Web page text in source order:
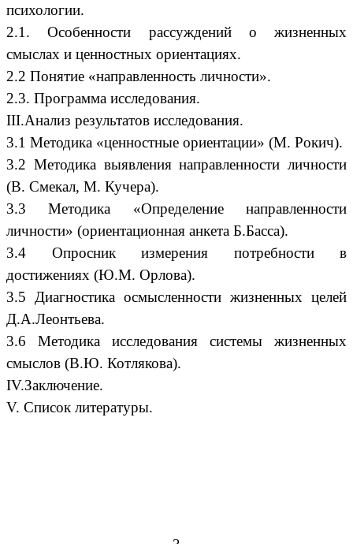
психологии.
2.1. Особенности рассуждений о жизненных
смыслах и ценностных ориентациях.
2.2 Понятие «направленность личности».
2.3. Программа исследования.
III.Анализ результатов исследования.
3.1 Методика «ценностные ориентации» (М. Рокич).
3.2 Методика выявления направленности личности
(В. Смекал, М. Кучера).
3.3 Методика «Определение направленности
личности» (ориентационная анкета Б.Басса).
3.4 Опросник измерения потребности в
достижениях (Ю.М. Орлова).
3.5 Диагностика осмысленности жизненных целей
Д.А.Леонтьева.
3.6 Методика исследования системы жизненных
смыслов (В.Ю. Котлякова).
IV.Заключение.
V. Список литературы.